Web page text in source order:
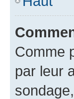
Comme
par leur